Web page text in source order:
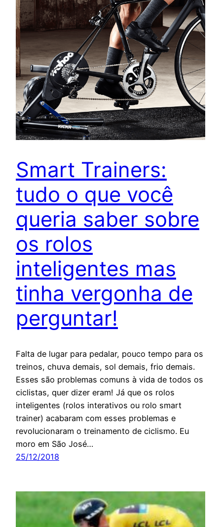
Smart Trainers:
tudo o que você
queria saber sobre
os rolos
inteligentes mas
tinha vergonha de
perguntar!
Falta de lugar para pedalar, pouco tempo para os
treinos, chuva demais, sol demais, frio demais.
Esses são problemas comuns à vida de todos os
ciclistas, quer dizer eram! Já que os rolos
inteligentes (rolos interativos ou rolo smart
trainer) acabaram com esses problemas e
revolucionaram o treinamento de ciclismo. Eu
moro em São José…
25/12/2018